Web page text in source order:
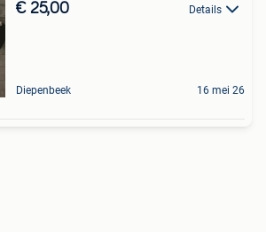
€ 25,00 Details
Diepenbeek 16 mei 26